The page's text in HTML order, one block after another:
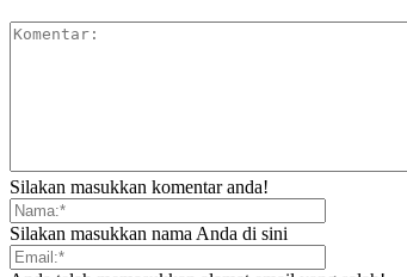
Silakan masukkan komentar anda!
Silakan masukkan nama Anda di sini